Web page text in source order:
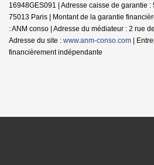
16948GES091 | Adresse caisse de garantie
75013 Paris | Montant de la garantie
: ANM conso | Adresse du médiateur : 2 rue
Adresse du site : www.anm-conso.com |
financièrement indépendante